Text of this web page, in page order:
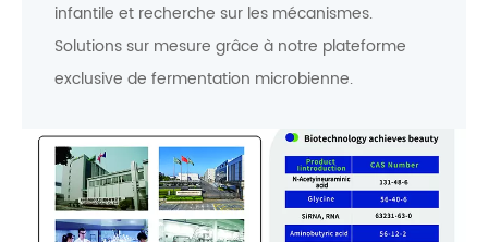
infantile et recherche sur les mécanismes.
Solutions sur mesure grâce à notre plateforme
exclusive de fermentation microbienne.